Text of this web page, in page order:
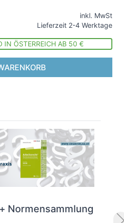
inkl. MwSt
Lieferzeit 2-4 Werktage
IN ÖSTERREICH AB 50 €
Normensammlung